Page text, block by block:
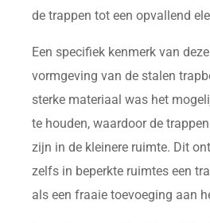
de trappen tot een opvallend
Een specifiek kenmerk van
vormgeving van de stalen
sterke materiaal was het
te houden, waardoor de
zijn in de kleinere ruimte. Dit
zelfs in beperkte ruimtes een
als een fraaie toevoeging aan